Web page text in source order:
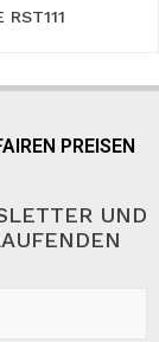
PREISEN
UND